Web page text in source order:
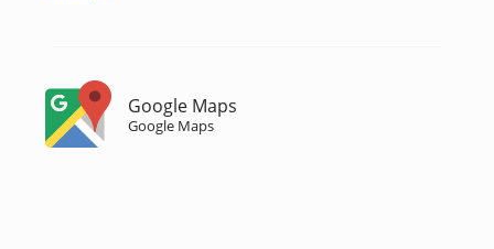
Google Maps
Google Maps